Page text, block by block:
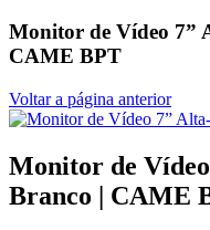
Monitor de Vídeo 7”
CAME BPT
Voltar a página anterior
Monitor de
Branco | CAME